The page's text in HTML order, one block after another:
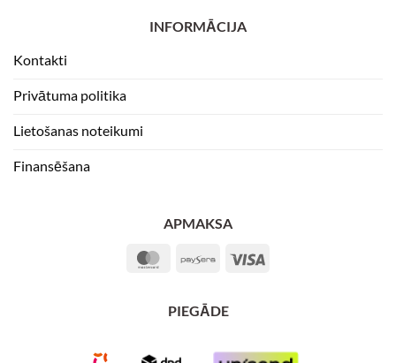
INFORMĀCIJA
Kontakti
Privātuma politika
Lietošanas noteikumi
Finansēšana
APMAKSA
MasterCardPaysera
PIEGĀDE